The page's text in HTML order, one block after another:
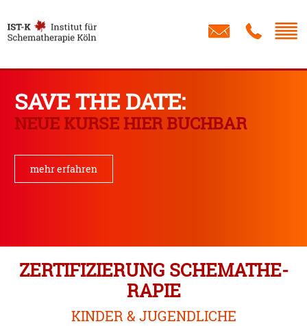
Institut
für
Schematherapie
Köln
SAVE THE DATE:
NEUE KURSE HIER BUCHBAR
mehr erfahren
ZERTI­FI­ZIERUNG SCHEMA­THE­
RAPIE
KINDER & JUGEND­LICHE